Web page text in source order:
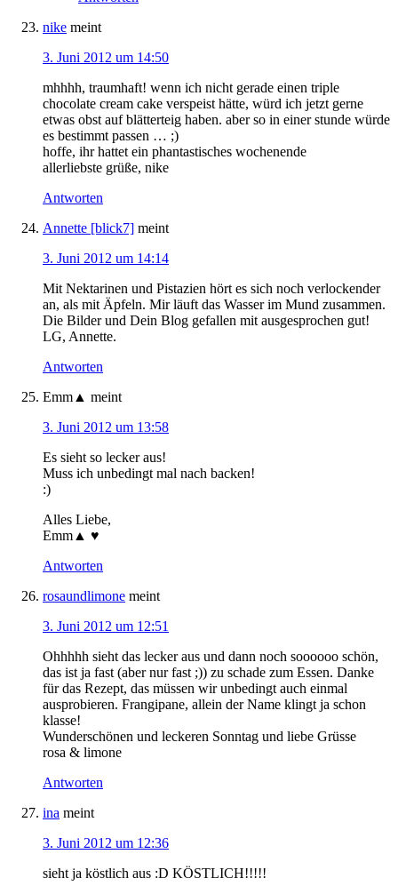
nike meint
3. Juni 2012 um 14:50
mhhhh, traumhaft! wenn ich nicht gerade einen triple
chocolate cream cake verspeist hätte, würd ich jetzt gerne
etwas obst auf blätterteig haben. aber so in einer stunde würde
es bestimmt passen … ;)
hoffe, ihr hattet ein phantastisches wochenende
allerliebste grüße, nike
Antworten
Annette [blick7] meint
3. Juni 2012 um 14:14
Mit Nektarinen und Pistazien hört es sich noch verlockender
an, als mit Äpfeln. Mir läuft das Wasser im Mund zusammen.
Die Bilder und Dein Blog gefallen mit ausgesprochen gut!
LG, Annette.
Antworten
Emm▲ meint
3. Juni 2012 um 13:58
Es sieht so lecker aus!
Muss ich unbedingt mal nach backen!
:)
Alles Liebe,
Emm▲ ♥
Antworten
rosaundlimone meint
3. Juni 2012 um 12:51
Ohhhhh sieht das lecker aus und dann noch soooooo schön,
das ist ja fast (aber nur fast ;)) zu schade zum Essen. Danke
für das Rezept, das müssen wir unbedingt auch einmal
ausprobieren. Frangipane, allein der Name klingt ja schon
klasse!
Wunderschönen und leckeren Sonntag und liebe Grüsse
rosa & limone
Antworten
ina meint
3. Juni 2012 um 12:36
sieht ja köstlich aus :D KÖSTLICH!!!!!